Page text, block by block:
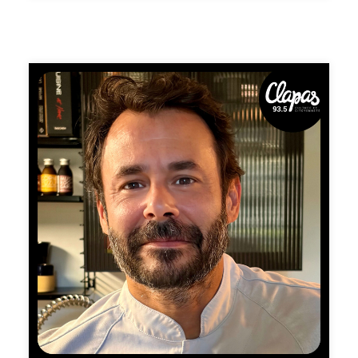
trouve finalement sa voie au contact du milieu hospitalier
et d´amis étudiants. Une révélation où les opportunités
croisent ses envies et surtout, la découverte d´une
vocation. La suite est tout aussi surprenante. Dès ses
premiers stages, Jean-Louis ne se contente pas d
´observer : il s´implique davantage que prévu,
notamment aux urgences. Là, il gagne rapidement la
confiance des internes, enchaîne les gestes techniques
- sutures, plâtres - et entre en contact direct avec les
patients. Loin des grands hôpitaux où les étudiants
restent en retrait, il fait le choix des structures
périphériques, plus concrètes, plus humaines. Presque
naturellement, cette immersion le mène vers une
évidence : la médecine générale. 📻 Pour ne manquer
aucun nouvel épisode de «Ma Vie en Rose», abonnez-
vous dès maintenant sur votre plateforme de podcasts
préférée. Chaque semaine, laissez-vous porter par un
nouveau portrait sonore pour nourrir une vie plus
positive, constructive et créative.Si ce podcast vous
plaît, pensez à le partager autour de vous : c’est le